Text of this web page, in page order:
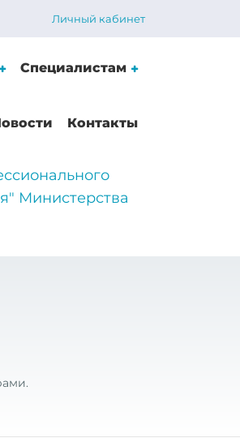
Личный кабинет
Специалистам
Контакты
Министерства